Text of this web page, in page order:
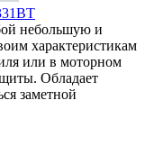
небольшую и
характеристикам
или в моторном
Обладает
заметной